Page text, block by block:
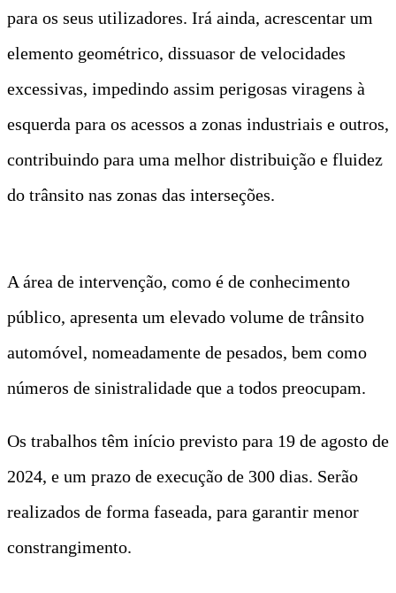
para os seus utilizadores. Irá ainda, acrescentar um
elemento geométrico, dissuasor de velocidades
excessivas, impedindo assim perigosas viragens à
esquerda para os acessos a zonas industriais e outros,
contribuindo para uma melhor distribuição e fluidez
do trânsito nas zonas das interseções.
A área de intervenção, como é de conhecimento
público, apresenta um elevado volume de trânsito
automóvel, nomeadamente de pesados, bem como
números de sinistralidade que a todos preocupam.
Os trabalhos têm início previsto para 19 de agosto de
2024, e um prazo de execução de 300 dias. Serão
realizados de forma faseada, para garantir menor
constrangimento.